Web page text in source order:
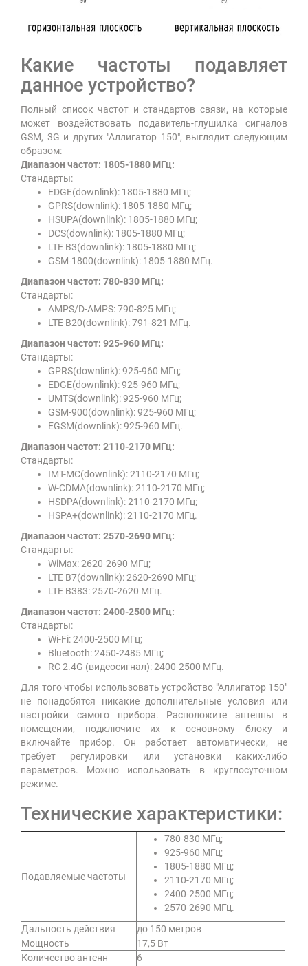
Какие частоты подавляет
данное устройство?
Полный список частот и стандартов связи, на которые
может воздействовать подавитель-глушилка сигналов
GSM, 3G и других "Аллигатор 150", выглядит следующим
образом:
Диапазон частот: 1805-1880 МГц:
Стандарты:
EDGE(downlink): 1805-1880 МГц;
GPRS(downlink): 1805-1880 МГц;
HSUPA(downlink): 1805-1880 МГц;
DCS(downlink): 1805-1880 МГц;
LTE B3(downlink): 1805-1880 МГц;
GSM-1800(downlink): 1805-1880 МГц.
Диапазон частот: 780-830 МГц:
Стандарты:
AMPS/D-AMPS: 790-825 МГц;
LTE B20(downlink): 791-821 МГц.
Диапазон частот: 925-960 МГц:
Стандарты:
GPRS(downlink): 925-960 МГц;
EDGE(downlink): 925-960 МГц;
UMTS(downlink): 925-960 МГц;
GSM-900(downlink): 925-960 МГц;
EGSM(downlink): 925-960 МГц.
Диапазон частот: 2110-2170 МГц:
Стандарты:
IMT-MC(downlink): 2110-2170 МГц;
W-CDMA(downlink): 2110-2170 МГц;
HSDPA(downlink): 2110-2170 МГц;
HSPA+(downlink): 2110-2170 МГц.
Диапазон частот: 2570-2690 МГц:
Стандарты:
WiMax: 2620-2690 МГц;
LTE B7(downlink): 2620-2690 МГц;
LTE B383: 2570-2620 МГц.
Диапазон частот: 2400-2500 МГц:
Стандарты:
Wi-Fi: 2400-2500 МГц;
Bluetooth: 2450-2485 МГц;
RC 2.4G (видеосигнал): 2400-2500 МГц.
Для того чтобы использовать устройство "Аллигатор 150"
не понадобятся никакие дополнительные условия или
настройки самого прибора. Расположите антенны в
помещении, подключите их к основному блоку и
включайте прибор. Он работает автоматически, не
требует регулировки или установки каких-либо
параметров. Можно использовать в круглосуточном
режиме.
Технические характеристики:
Подавляемые частоты
780-830 МГц;
925-960 МГц;
1805-1880 МГц;
2110-2170 МГц;
2400-2500 МГц;
2570-2690 МГц.
Дальность действия
до 150 метров
Мощность
17,5 Вт
Количество антенн
6